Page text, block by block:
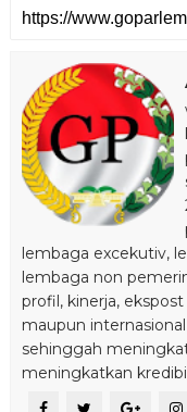
lembaga excekutiv,
lembaga non
profil, kinerja,
maupun
sehinggah
meningkatkan